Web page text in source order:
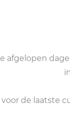
afgelopen
voor de laatste